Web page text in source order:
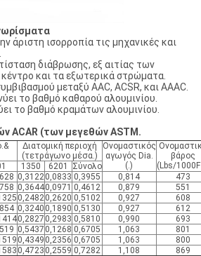
άριστη ισορροπία τις μηχανικές και
διάβρωσης, εξ αιτίας των
και τα εξωτερικά στρώματα.
μεταξύ AAC, ACSR, και AAAC.
το βαθμό καθαρού αλουμινίου.
το βαθμό κραμάτων αλουμινίου.
ACAR (των μεγεθών ASTM.
Διατομική περιοχή
(τετράγωνο μέσα.)
Ονομαστικός
αγωγός Dia.
(.)
βάρος
(Lbs/
1350 6201
Σύνολο
0,31220,0833 0,3955 0,814
473
0,36440,0971 0,4612 0,879
551
0,24820,2620 0,5102 0,927
608
0,3240 0,1890 0,5130 0,927
612
0,2827 0,2983 0,5810 0,990
693
0,5437 0,1268 0,6705 1,063
801
0,4349 0,2356 0,6705 1,063
800
0,4723 0,2559 0,7282 1,108 869